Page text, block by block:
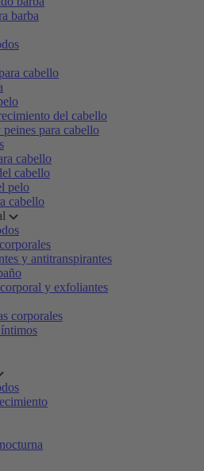
barba
cabello
del cabello
para cabello
cabello
cabello
pelo
cabello
y antitranspirantes
y exfoliantes
corporales